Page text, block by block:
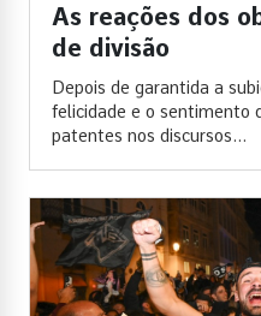
As reações dos
de divisão
Depois de garantida a
felicidade e o sentimento
patentes nos discursos...